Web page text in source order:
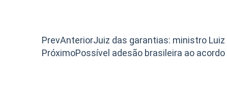
PrevAnteriorJuiz das garantias: ministro
PróximoPossível adesão brasileira ao